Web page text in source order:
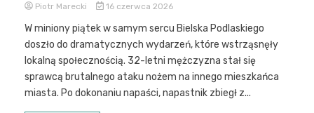
Piotr Marecki 16 czerwca 2026
W miniony piątek w samym sercu Bielska Podlaskiego
doszło do dramatycznych wydarzeń, które wstrząsnęły
lokalną społecznością. 32-letni mężczyzna stał się
sprawcą brutalnego ataku nożem na innego mieszkańca
miasta. Po dokonaniu napaści, napastnik zbiegł z...